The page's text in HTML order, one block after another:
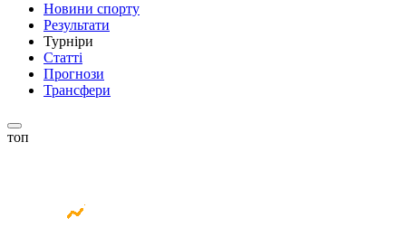
Новини спорту
Результати
Турніри
Статті
Прогнози
Трансфери
топ